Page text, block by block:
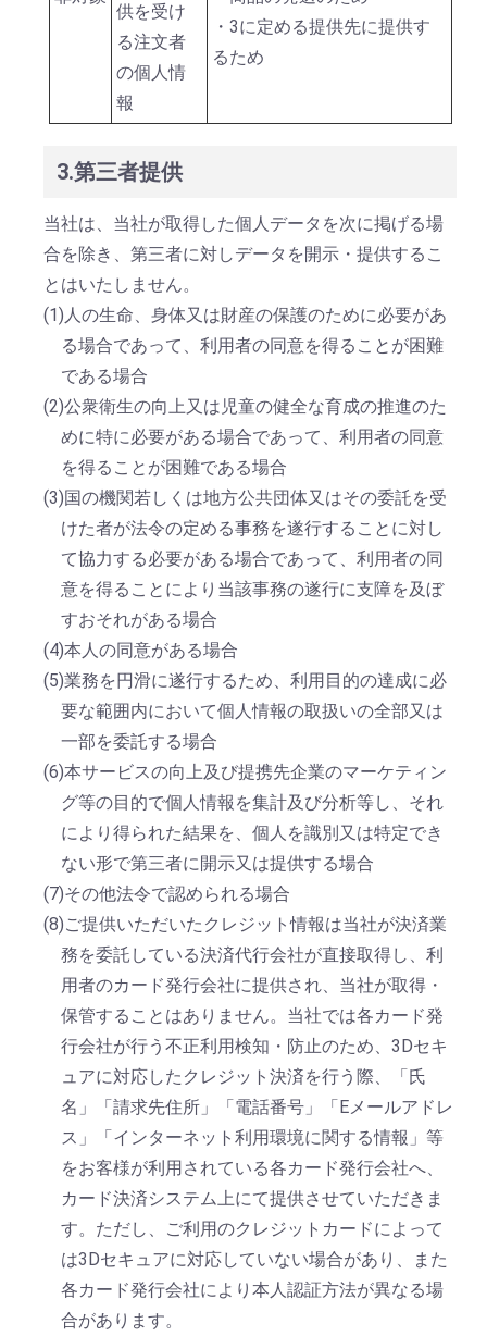
供を受け
る注文者
の個人情
報
・3に定める提供先に提供す
るため
3.第三者提供
当社は、当社が取得した個人データを次に掲げる場
合を除き、第三者に対しデータを開示・提供するこ
とはいたしません。
(1)人の生命、身体又は財産の保護のために必要があ
る場合であって、利用者の同意を得ることが困難
である場合
(2)公衆衛生の向上又は児童の健全な育成の推進のた
めに特に必要がある場合であって、利用者の同意
を得ることが困難である場合
(3)国の機関若しくは地方公共団体又はその委託を受
けた者が法令の定める事務を遂行することに対し
て協力する必要がある場合であって、利用者の同
意を得ることにより当該事務の遂行に支障を及ぼ
すおそれがある場合
(4)本人の同意がある場合
(5)業務を円滑に遂行するため、利用目的の達成に必
要な範囲内において個人情報の取扱いの全部又は
一部を委託する場合
(6)本サービスの向上及び提携先企業のマーケティン
グ等の目的で個人情報を集計及び分析等し、それ
により得られた結果を、個人を識別又は特定でき
ない形で第三者に開示又は提供する場合
(7)その他法令で認められる場合
(8)ご提供いただいたクレジット情報は当社が決済業
務を委託している決済代行会社が直接取得し、利
用者のカード発行会社に提供され、当社が取得・
保管することはありません。当社では各カード発
行会社が行う不正利用検知・防止のため、3Dセキ
ュアに対応したクレジット決済を行う際、「氏
名」「請求先住所」「電話番号」「Eメールアドレ
ス」「インターネット利用環境に関する情報」等
をお客様が利用されている各カード発行会社へ、
カード決済システム上にて提供させていただきま
す。ただし、ご利用のクレジットカードによって
は3Dセキュアに対応していない場合があり、また
各カード発行会社により本人認証方法が異なる場
合があります。